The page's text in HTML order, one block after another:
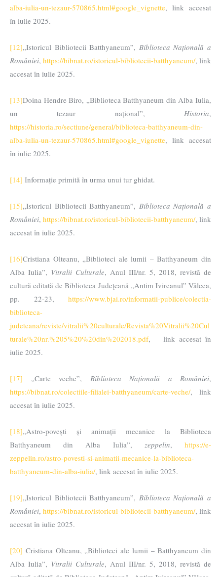
alba-iulia-un-tezaur-570865.html#google_vignette, link accesat
în iulie 2025.
[12]„Istoricul Bibliotecii Batthyaneum”, Biblioteca Națională a
României, https://bibnat.ro/istoricul-bibliotecii-batthyaneum/, link
accesat în iulie 2025.
[13]Doina Hendre Biro, „Biblioteca Batthyaneum din Alba Iulia,
un tezaur național”, Historia,
https://historia.ro/sectiune/general/biblioteca-batthyaneum-din-
alba-iulia-un-tezaur-570865.html#google_vignette, link accesat
în iulie 2025.
[14] Informație primită în urma unui tur ghidat.
[15]„Istoricul Bibliotecii Batthyaneum”, Biblioteca Națională a
României, https://bibnat.ro/istoricul-bibliotecii-batthyaneum/, link
accesat în iulie 2025.
[16]Cristiana Olteanu, „Biblioteci ale lumii – Batthyaneum din
Alba Iulia”, Vitralii Culturale, Anul III/nr. 5, 2018, revistă de
cultură editată de Biblioteca Judeţeană „Antim Ivireanul” Vâlcea,
pp. 22-23, https://www.bjai.ro/informatii-publice/colectia-
biblioteca-
judeteana/reviste/vitralii%20culturale/Revista%20Vitralii%20Cul
turale%20nr.%205%20%20din%202018.pdf, link accesat în
iulie 2025.
[17] „Carte veche”, Biblioteca Națională a României,
https://bibnat.ro/colectiile-filialei-batthyaneum/carte-veche/, link
accesat în iulie 2025.
[18]„Astro-povești și animații mecanice la Biblioteca
Batthyaneum din Alba Iulia”, zeppelin,https://e-
zeppelin.ro/astro-povesti-si-animatii-mecanice-la-biblioteca-
batthyaneum-din-alba-iulia/, link accesat în iulie 2025.
[19]„Istoricul Bibliotecii Batthyaneum”, Biblioteca Națională a
României, https://bibnat.ro/istoricul-bibliotecii-batthyaneum/, link
accesat în iulie 2025.
[20] Cristiana Olteanu, „Biblioteci ale lumii – Batthyaneum din
Alba Iulia”, Vitralii Culturale, Anul III/nr. 5, 2018, revistă de